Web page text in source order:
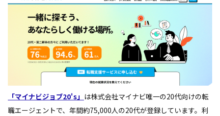
「マイナビジョブ20's」 は株式会社マイナビ唯一の20代向けの転
職エージェントで、年間約75,000人の20代が登録しています。利